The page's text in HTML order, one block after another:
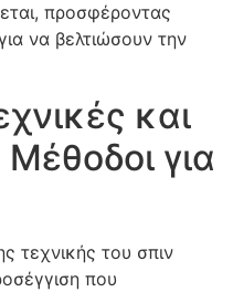
προσφέροντας
να βελτιώσουν την
και
για
τεχνικής του σπιν
που